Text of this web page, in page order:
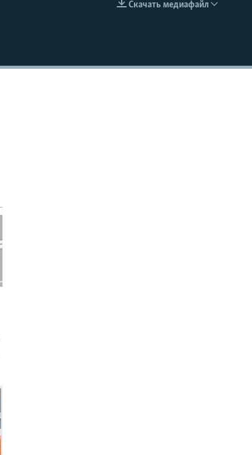
EMBED
Скачать медиафайл